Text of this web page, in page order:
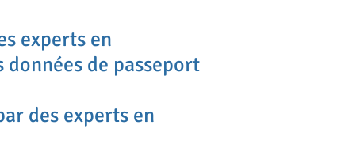
experts en
de passeport
des experts en